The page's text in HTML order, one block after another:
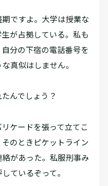
ですよ。大学は授業な
が占拠している。私も
分の下宿の電話番号を
真似はしません。
んでしょう？
ケードを張って立てこ
のときピケットライン
があった。私服刑事み
ているぞって。